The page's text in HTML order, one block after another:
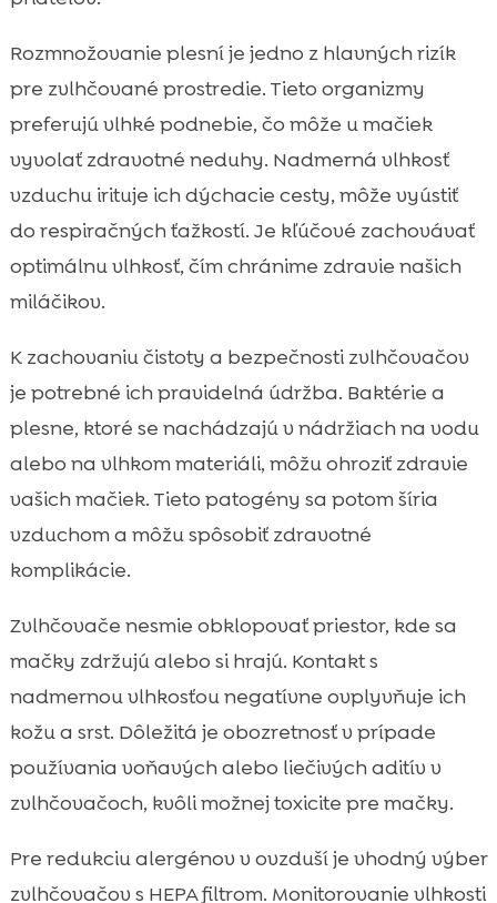
Rozmnožovanie plesní je jedno z hlavných rizík
pre zvlhčované prostredie. Tieto organizmy
preferujú vlhké podnebie, čo môže u mačiek
vyvolať zdravotné neduhy. Nadmerná vlhkosť
vzduchu irituje ich dýchacie cesty, môže vyústiť
do respiračných ťažkostí. Je kľúčové zachovávať
optimálnu vlhkosť, čím chránime zdravie našich
miláčikov.
K zachovaniu čistoty a bezpečnosti zvlhčovačov
je potrebné ich pravidelná údržba. Baktérie a
plesne, ktoré se nachádzajú v nádržiach na vodu
alebo na vlhkom materiáli, môžu ohroziť zdravie
vašich mačiek. Tieto patogény sa potom šíria
vzduchom a môžu spôsobiť zdravotné
komplikácie.
Zvlhčovače nesmie obklopovať priestor, kde sa
mačky zdržujú alebo si hrajú. Kontakt s
nadmernou vlhkosťou negatívne ovplyvňuje ich
kožu a srst. Dôležitá je obozretnosť v prípade
používania voňavých alebo liečivých aditív v
zvlhčovačoch, kvôli možnej toxicite pre mačky.
Pre redukciu alergénov v ovzduší je vhodný výber
zvlhčovačov s HEPA filtrom. Monitorovanie vlhkosti